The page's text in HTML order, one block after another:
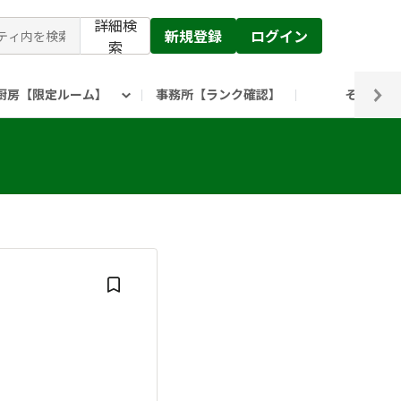
詳細検
索
新規登録 ログイン
房【限定ルーム】 事務所【ランク確認】 その他
クルスホールディングスHP